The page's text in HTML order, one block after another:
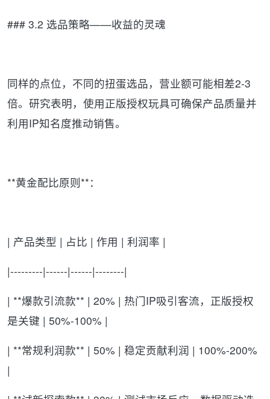
### 3.2 选品策略——收益的灵魂
同样的点位，不同的扭蛋选品，营业额可能相差2-3
倍。研究表明，使用正版授权玩具可确保产品质量并
利用IP知名度推动销售。
**黄金配比原则**：
| 产品类型 | 占比 | 作用 | 利润率 |
|---------|------|------|--------|
| **爆款引流款** | 20% | 热门IP吸引客流，正版授权
是关键 | 50%-100% |
| **常规利润款** | 50% | 稳定贡献利润 | 100%-200%
|